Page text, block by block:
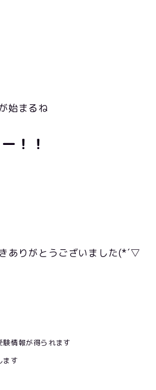
始まるね
！！
ありがとうございました(*´▽
情報が得られます
ます